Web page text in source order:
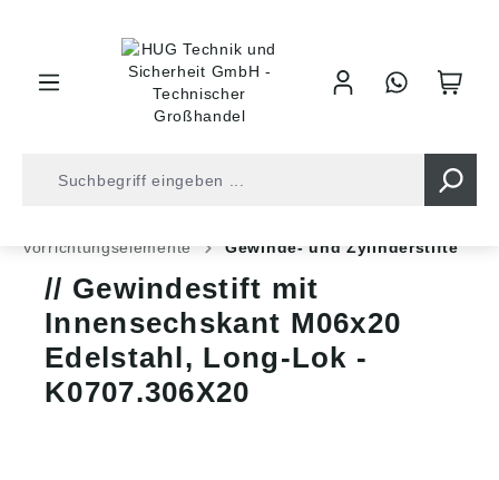
Vorrichtungselemente
Gewinde- und Zylinderstifte
Gewindestift mit
Innensechskant M06x20
Edelstahl, Long-Lok -
K0707.306X20